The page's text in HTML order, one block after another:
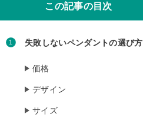
この記事の目次
失敗しないペンダントの選び方
価格
デザイン
サイズ